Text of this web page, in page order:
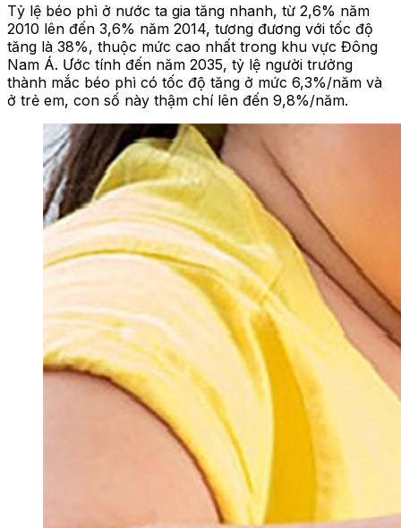
Tỷ lệ béo phì ở nước ta gia tăng nhanh, từ 2,6% năm
2010 lên đến 3,6% năm 2014, tương đương với tốc độ
tăng là 38%, thuộc mức cao nhất trong khu vực Đông
Nam Á. Ước tính đến năm 2035, tỷ lệ người trưởng
thành mắc béo phì có tốc độ tăng ở mức 6,3%/năm và
ở trẻ em, con số này thậm chí lên đến 9,8%/năm.